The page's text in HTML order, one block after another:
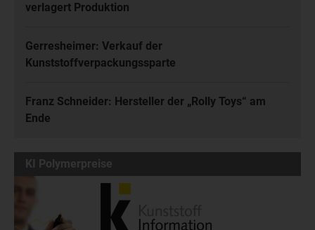
verlagert Produktion
Gerresheimer: Verkauf der
Kunststoffverpackungssparte
Franz Schneider: Hersteller der „Rolly Toys“ am
Ende
KI Polymerpreise